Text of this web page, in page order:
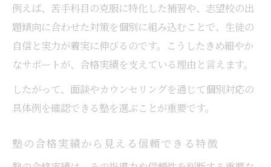
塾の進路相談サポートがもたらす安心
塾の受験対策実績から選ぶポイント
南区で注目される塾のポイント解剖
塾の講師陣とサポート体制の強み
塾の成績保証や振替制度の利点
塾選びで重視したい自習環境の質
塾の部活両立支援サービスを解説
例えば、苦手科目の克服に特化した補習や、志望校の出
題傾向に合わせた対策を個別に組み込むことで、生徒の
自信と実力が着実に伸びるのです。こうしたきめ細やか
なサポートが、合格実績を支えている理由と言えます。
したがって、面談やカウンセリングを通じて個別対応の
具体例を確認できる塾を選ぶことが重要です。
塾の合格実績から見える信頼できる特徴